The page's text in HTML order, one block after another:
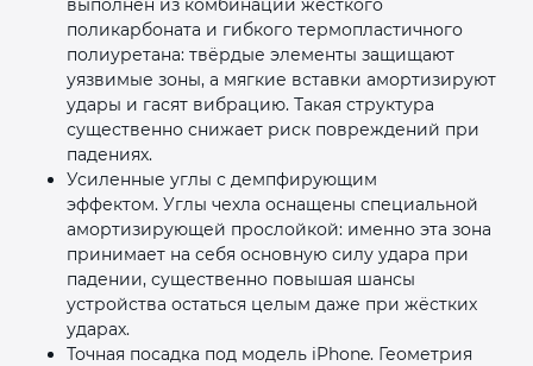
выполнен из комбинации жёсткого
поликарбоната и гибкого термопластичного
полиуретана: твёрдые элементы защищают
уязвимые зоны, а мягкие вставки амортизируют
удары и гасят вибрацию. Такая структура
существенно снижает риск повреждений при
падениях.
Усиленные углы с демпфирующим
эффектом. Углы чехла оснащены специальной
амортизирующей прослойкой: именно эта зона
принимает на себя основную силу удара при
падении, существенно повышая шансы
устройства остаться целым даже при жёстких
ударах.
Точная посадка под модель iPhone. Геометрия